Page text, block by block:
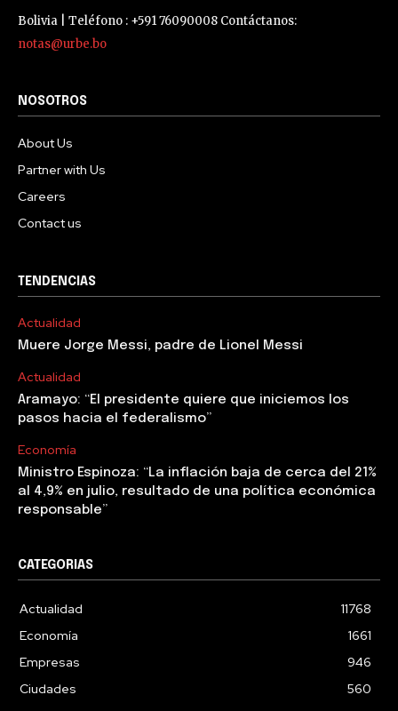
Bolivia | Teléfono : +591 76090008 Contáctanos:
notas@urbe.bo
NOSOTROS
About Us
Partner with Us
Careers
Contact us
TENDENCIAS
Actualidad
Muere Jorge Messi, padre de Lionel Messi
Actualidad
Aramayo: “El presidente quiere que iniciemos los
pasos hacia el federalismo”
Economía
Ministro Espinoza: “La inflación baja de cerca del 21%
al 4,9% en julio, resultado de una política económica
responsable”
CATEGORIAS
Actualidad
11768
Economía
1661
Empresas
946
Ciudades
560